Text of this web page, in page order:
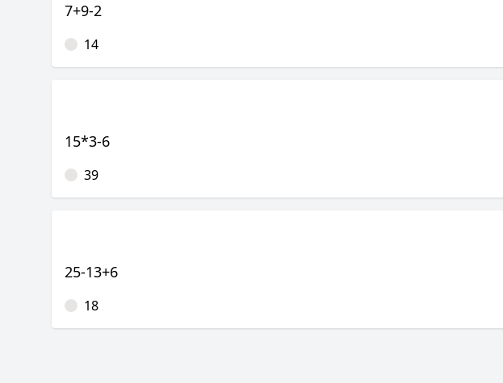
7+9-2
14
15*3-6
39
25-13+6
18